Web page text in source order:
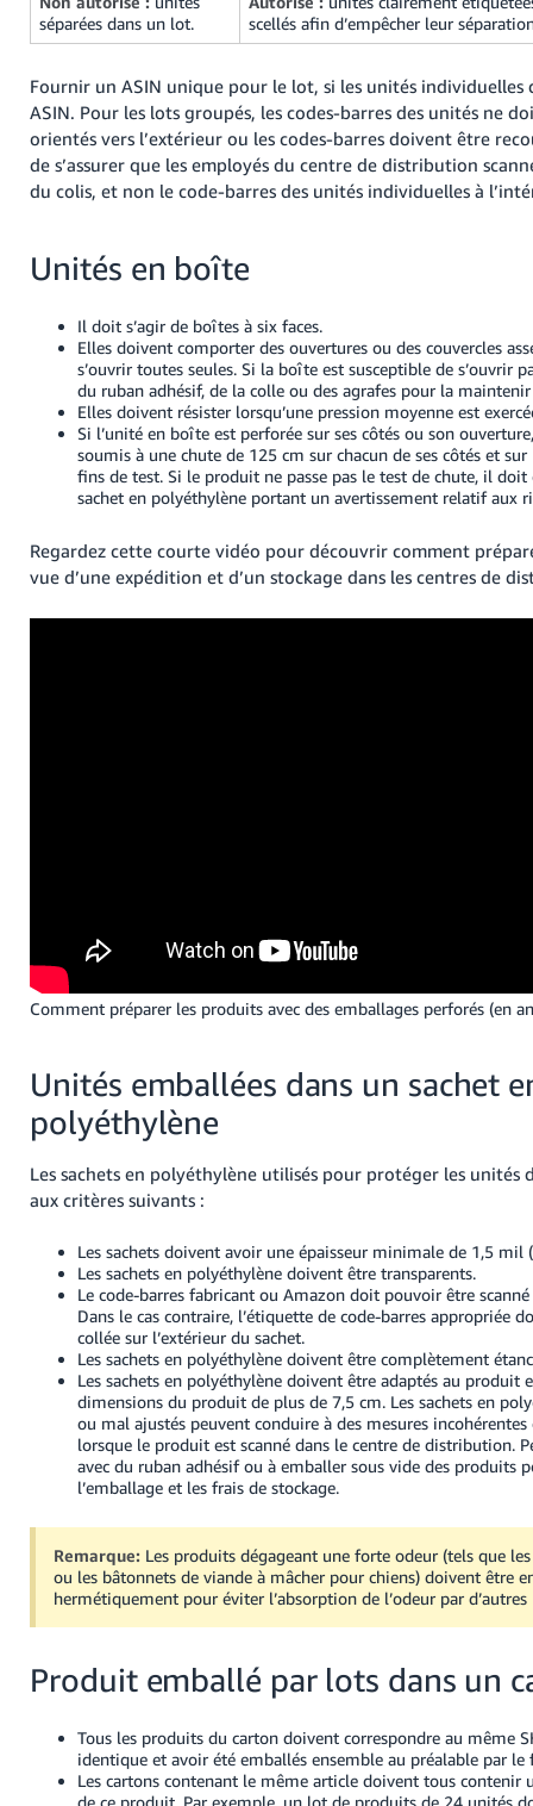
séparées dans un lot.
scellés afin d’empêcher leur
Fournir un ASIN unique pour le lot, si les unités
ASIN. Pour les lots groupés, les codes-barres des unités ne
orientés vers l’extérieur ou les codes-barres doivent être
de s’assurer que les employés du centre de distribution
du colis, et non le code-barres des unités individuelles à
Unités en boîte
Il doit s’agir de boîtes à six faces.
Elles doivent comporter des ouvertures ou des couvercles
s’ouvrir toutes seules. Si la boîte est susceptible de s’ouvrir
du ruban adhésif, de la colle ou des agrafes pour la
Elles doivent résister lorsqu’une pression moyenne est
Si l’unité en boîte est perforée sur ses côtés ou son
soumis à une chute de 125 cm sur chacun de ses côtés et sur
fins de test. Si le produit ne passe pas le test de chute, il doit
sachet en polyéthylène portant un avertissement relatif aux
Regardez cette courte vidéo pour découvrir comment
vue d’une expédition et d’un stockage dans les centres de
Comment préparer les produits avec des emballages perforés (en
Unités emballées dans un sachet
polyéthylène
Les sachets en polyéthylène utilisés pour protéger les unités
aux critères suivants :
Les sachets doivent avoir une épaisseur minimale de 1,5 mil
Les sachets en polyéthylène doivent être transparents.
Le code-barres fabricant ou Amazon doit pouvoir être scanné
Dans le cas contraire, l’étiquette de code-barres appropriée
collée sur l’extérieur du sachet.
Les sachets en polyéthylène doivent être complètement
Les sachets en polyéthylène doivent être adaptés au produit
dimensions du produit de plus de 7,5 cm. Les sachets en
ou mal ajustés peuvent conduire à des mesures incohérentes
lorsque le produit est scanné dans le centre de distribution.
avec du ruban adhésif ou à emballer sous vide des produits
l’emballage et les frais de stockage.
Remarque: Les produits dégageant une forte odeur (tels que les
ou les bâtonnets de viande à mâcher pour chiens) doivent être
hermétiquement pour éviter l’absorption de l’odeur par
Produit emballé par lots dans un
Tous les produits du carton doivent correspondre au même
identique et avoir été emballés ensemble au préalable par le
Les cartons contenant le même article doivent tous contenir
de ce produit. Par exemple, un lot de produits de 24 unités